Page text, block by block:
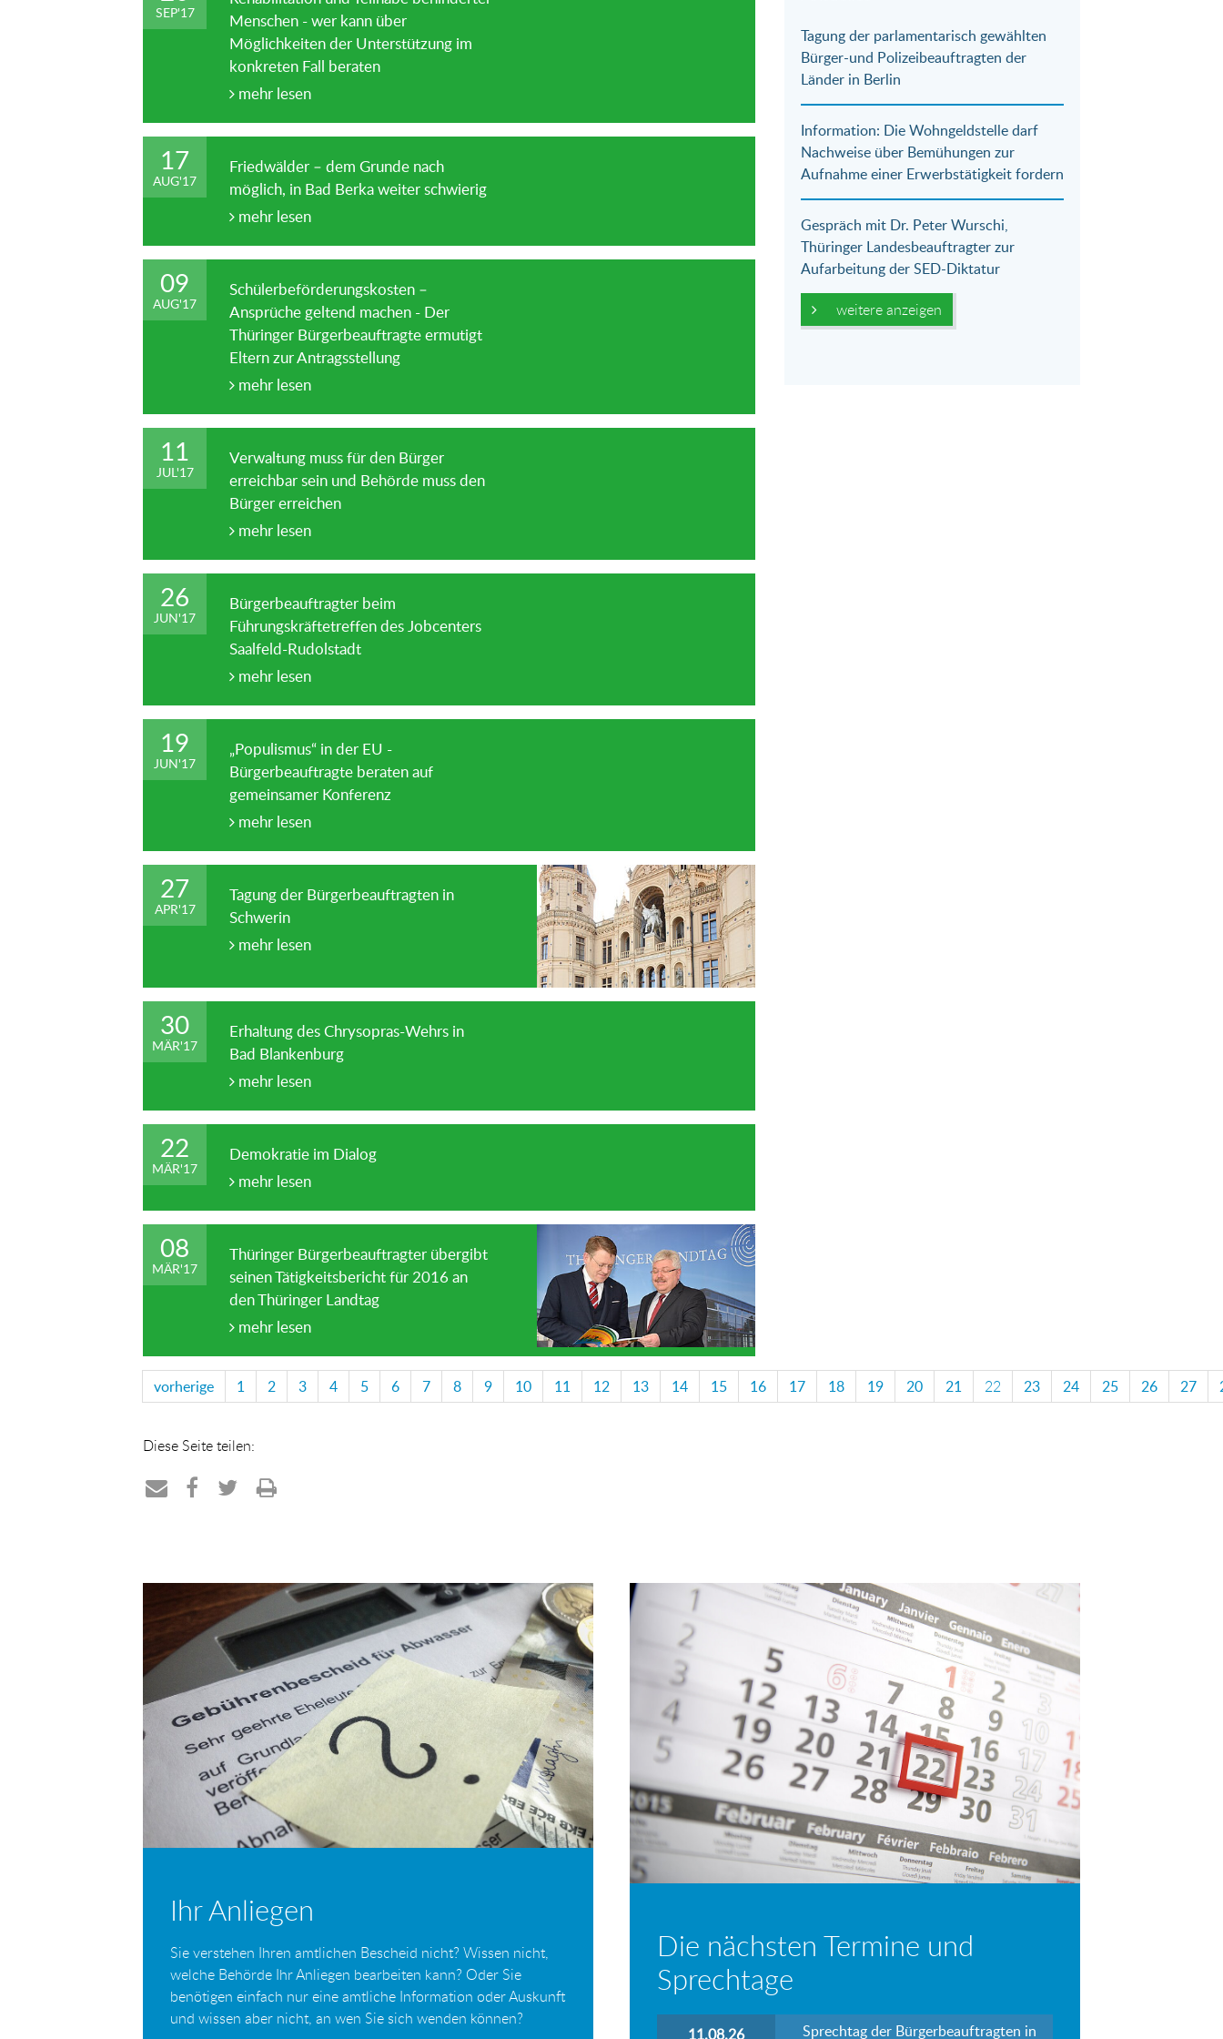
SEP'17
Menschen - wer kann über
Möglichkeiten der Unterstützung im
konkreten Fall beraten
mehr lesen
17
AUG'17
Friedwälder – dem Grunde nach
möglich, in Bad Berka weiter schwierig
mehr lesen
09
AUG'17
Schülerbeförderungskosten –
Ansprüche geltend machen - Der
Thüringer Bürgerbeauftragte ermutigt
Eltern zur Antragsstellung
mehr lesen
11
JUL '17
Verwaltung muss für den Bürger
erreichbar sein und Behörde muss den
Bürger erreichen
mehr lesen
26
JUN'17
Bürgerbeauftragter beim
Führungskräftetreffen des Jobcenters
Saalfeld-Rudolstadt
mehr lesen
19
JUN'17
„Populismus“ in der EU -
Bürgerbeauftragte beraten auf
gemeinsamer Konferenz
mehr lesen
27
APR'17
Tagung der Bürgerbeauftragten in
Schwerin
mehr lesen
30
MÄR'17
Erhaltung des Chrysopras-Wehrs in
Bad Blankenburg
mehr lesen
22
MÄR'17
Demokratie im Dialog
mehr lesen
08
MÄR'17
Thüringer Bürgerbeauftragter übergibt
seinen Tätigkeitsbericht für 2016 an
den Thüringer Landtag
mehr lesen
vorherige 1 2 3 4 5 6 7 8 9 10 11 12 13 14 15 16 17 18 19 20 21 22 23 24 25 26 27
Diese Seite teilen:
E-
Mail
Facebook
Twitter
Tagung der parlamentarisch gewählten
Bürger-und Polizeibeauftragten der
Länder in Berlin
Information: Die Wohngeldstelle darf
Nachweise über Bemühungen zur
Aufnahme einer Erwerbstätigkeit fordern
Gespräch mit Dr. Peter Wurschi,
Thüringer Landesbeauftragter zur
Aufarbeitung der SED-Diktatur
weitere anzeigen
Ihr Anliegen
Sie verstehen Ihren amtlichen Bescheid nicht? Wissen nicht,
welche Behörde Ihr Anliegen bearbeiten kann? Oder Sie
benötigen einfach nur eine amtliche Information oder Auskunft
und wissen aber nicht, an wen Sie sich wenden können?
Die nächsten Termine und
Sprechtage
11.08.26 Sprechtag der Bürgerbeauftragten in